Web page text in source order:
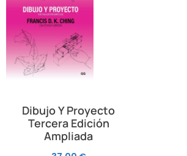
Dibujo Y Proyecto
Tercera Edición
Ampliada